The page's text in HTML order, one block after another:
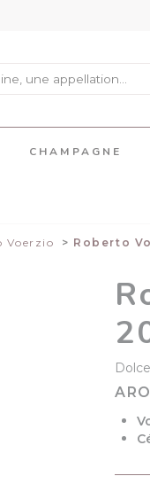
CHAMPAGNE
Voerzio Roberto